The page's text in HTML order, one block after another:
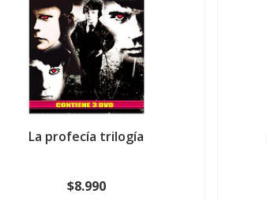
La profecía trilogía
$8.990